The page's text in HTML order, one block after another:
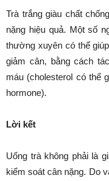
Trà trắng giàu chất
nặng hiệu quả. Một số
thường xuyên có thể
giảm cân, bằng cách
máu (cholesterol có thể
hormone).
Lời kết
Uống trà không phải là
kiểm soát cân nặng. Do